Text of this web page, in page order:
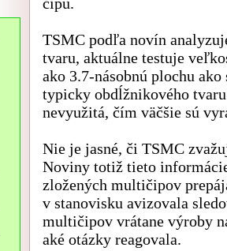
TSMC podľa novín
tvaru, aktuálne testuje
ako 3.7-násobnú plochu
typicky obdĺžnikového
nevyužitá, čím väčšie sú
Nie je jasné, či TSMC
Noviny totiž tieto
zložených multičipov
v stanovisku avizovala
multičipov vrátane výroby
aké otázky reagovala.